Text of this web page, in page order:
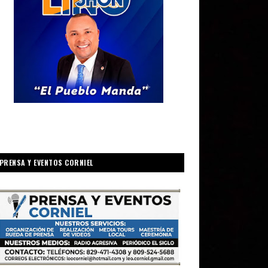
Y EVENTOS CORNIEL